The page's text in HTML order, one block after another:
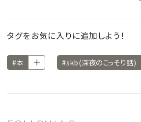
タグをお気に入りに追加しよう！
#本 #skb(深夜のこっそり話)